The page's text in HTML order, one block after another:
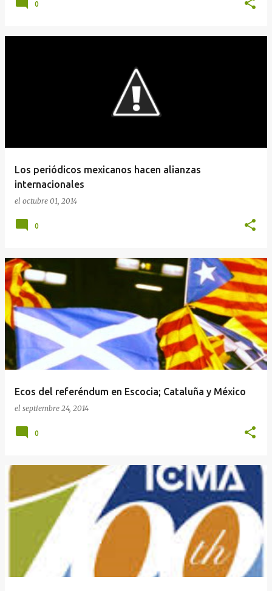
0
Los periódicos mexicanos hacen alianzas
internacionales
el octubre 01, 2014
0
Ecos del referéndum en Escocia; Cataluña y México
el septiembre 24, 2014
0